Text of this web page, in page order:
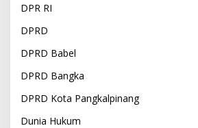
DPR RI
DPRD
DPRD Babel
DPRD Bangka
DPRD Kota Pangkalpinang
Dunia Hukum